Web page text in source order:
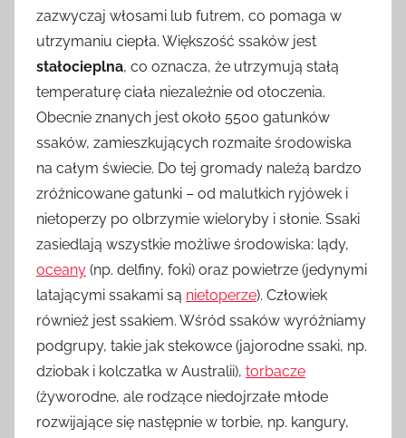
zazwyczaj włosami lub futrem, co pomaga w
utrzymaniu ciepła. Większość ssaków jest
stałocieplna, co oznacza, że utrzymują stałą
temperaturę ciała niezależnie od otoczenia.
Obecnie znanych jest około 5500 gatunków
ssaków, zamieszkujących rozmaite środowiska
na całym świecie. Do tej gromady należą bardzo
zróżnicowane gatunki – od malutkich ryjówek i
nietoperzy po olbrzymie wieloryby i słonie. Ssaki
zasiedlają wszystkie możliwe środowiska: lądy,
oceany (np. delfiny, foki) oraz powietrze (jedynymi
latającymi ssakami są nietoperze). Człowiek
również jest ssakiem. Wśród ssaków wyróżniamy
podgrupy, takie jak stekowce (jajorodne ssaki, np.
dziobak i kolczatka w Australii), torbacze
(żyworodne, ale rodzące niedojrzałe młode
rozwijające się następnie w torbie, np. kangury,